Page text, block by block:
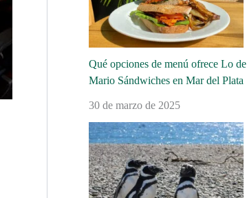
Qué opciones de menú ofrece Lo de
Mario Sándwiches en Mar del Plata
30 de marzo de 2025